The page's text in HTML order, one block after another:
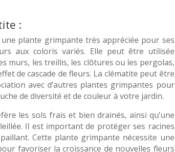
:
plante grimpante très appréciée pour ses
aux coloris variés. Elle peut être utilisée
murs, les treillis, les clôtures ou les pergolas,
de cascade de fleurs. La clématite peut être
avec d’autres plantes grimpantes pour
de diversité et de couleur à votre jardin.
les sols frais et bien drainés, ainsi qu’une
Il est important de protéger ses racines
Cette plante grimpante nécessite une
favoriser la croissance de nouvelles fleurs